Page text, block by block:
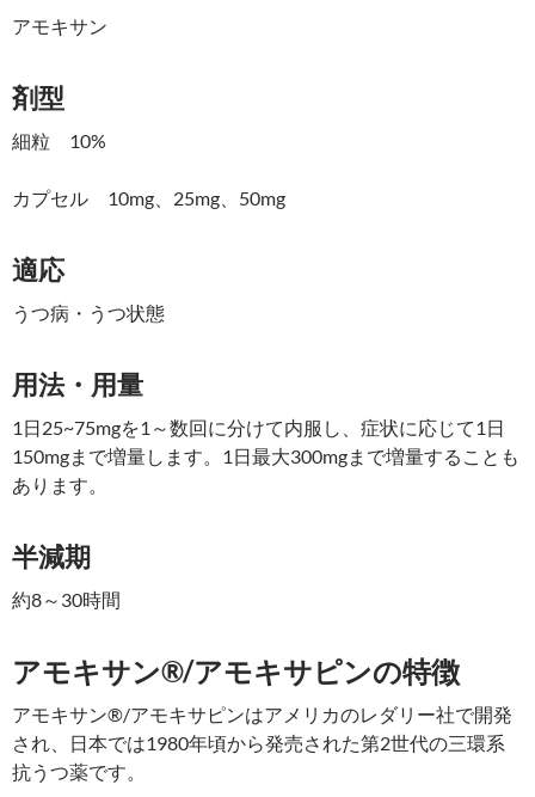
アモキサン
剤型
細粒 10%
カプセル 10mg、25mg、50mg
適応
うつ病・うつ状態
用法・用量
1日25~75mgを1～数回に分けて内服し、症状に応じて1日
150mgまで増量します。1日最大300mgまで増量することも
あります。
半減期
約8～30時間
アモキサン®/アモキサピンの特徴
アモキサン®/アモキサピンはアメリカのレダリー社で開発
され、日本では1980年頃から発売された第2世代の三環系
抗うつ薬です。